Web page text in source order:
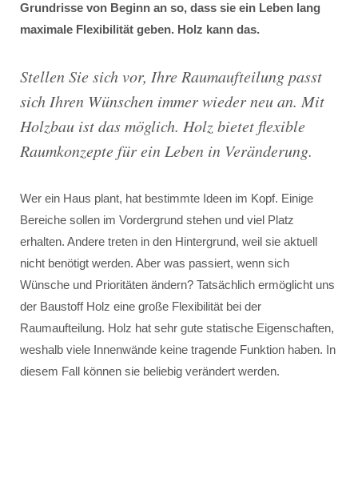
Grundrisse von Beginn an so, dass sie ein Leben lang
maximale Flexibilität geben. Holz kann das.
Stellen Sie sich vor, Ihre Raumaufteilung passt
sich Ihren Wünschen immer wieder neu an. Mit
Holzbau ist das möglich. Holz bietet flexible
Raumkonzepte für ein Leben in Veränderung.
Wer ein Haus plant, hat bestimmte Ideen im Kopf. Einige
Bereiche sollen im Vordergrund stehen und viel Platz
erhalten. Andere treten in den Hintergrund, weil sie aktuell
nicht benötigt werden. Aber was passiert, wenn sich
Wünsche und Prioritäten ändern? Tatsächlich ermöglicht uns
der Baustoff Holz eine große Flexibilität bei der
Raumaufteilung. Holz hat sehr gute statische Eigenschaften,
weshalb viele Innenwände keine tragende Funktion haben. In
diesem Fall können sie beliebig verändert werden.